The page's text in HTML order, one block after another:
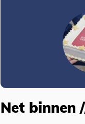
Net binnen